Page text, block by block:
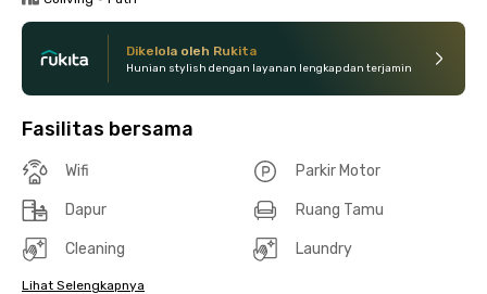
Dikelola oleh Rukita
Hunian stylish dengan layanan lengkap dan terjamin
Fasilitas bersama
Wifi Parkir Motor
Dapur Ruang Tamu
Cleaning Laundry
Lihat Selengkapnya